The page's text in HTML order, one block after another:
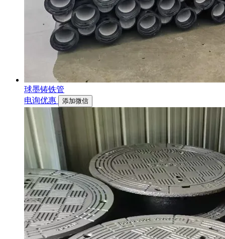
球墨铸铁管
电询优惠
添加微信